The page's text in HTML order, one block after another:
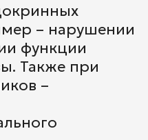
– нарушении
функции
Также при
–